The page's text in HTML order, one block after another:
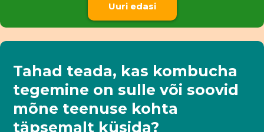
Uuri edasi
Tahad teada, kas kombucha
tegemine on sulle või soovid
mõne teenuse kohta
täpsemalt küsida?